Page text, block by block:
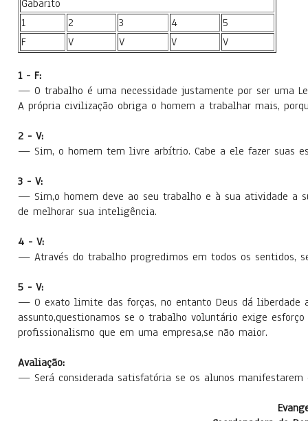
Gabarito
1
2 3 4
5
F
V V V V
1 - F:
— O trabalho é uma necessidade justamente por ser uma
A própria civilização obriga o homem a trabalhar mais,
2 - V:
— Sim, o homem tem livre arbítrio. Cabe a ele fazer suas
3 - V:
— Sim,o homem deve ao seu trabalho e à sua atividade a
de melhorar sua inteligência.
4 - V:
— Através do trabalho progredimos em todos os sentidos,
5 - V:
— O exato limite das forças, no entanto Deus dá liberdade
assunto,questionamos se o trabalho voluntário exige
profissionalismo que em uma empresa,se não maior.
Avaliação:
— Será considerada satisfatória se os alunos manifestarem